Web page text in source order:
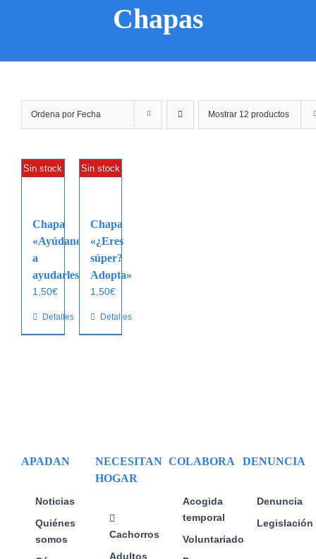
Chapas
Ordena por Fecha Mostrar 12 productos
Sin stock
Chapa
«Ayúdanos
a
ayudarles»
1,50€
Detalles
Sin stock
Chapa
«¿Eres
súper?
Adopta»
1,50€
Detalles
APADAN
Noticias
Quiénes
somos
NECESITAN
HOGAR
Cachorros
Adultos
COLABORA
Acogida
temporal
Voluntariado
DENUNCIA
Denuncia
Legislación